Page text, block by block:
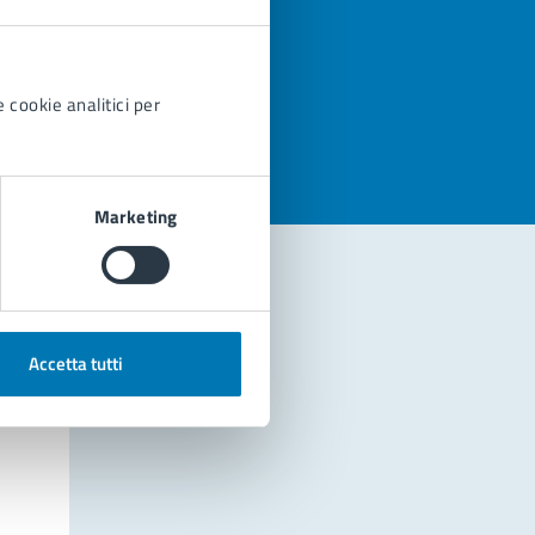
cookie analitici per
Marketing
Accetta tutti